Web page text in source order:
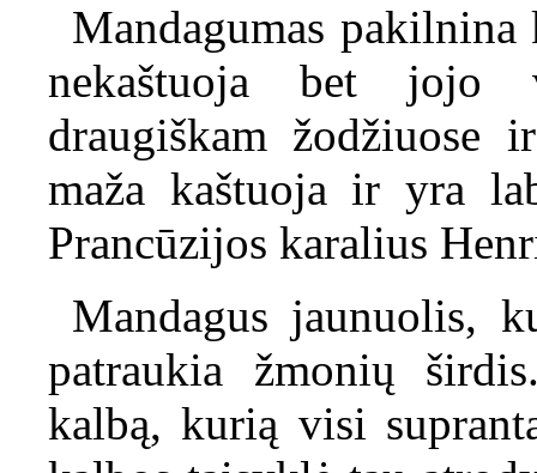
Mandagumas
nekaštuoja bet jojo
draugiškam
maža kaštuoja ir yra
Prancūzijos karalius
Mandagus jaunuolis,
patraukia žmonių
kalbą, kurią visi